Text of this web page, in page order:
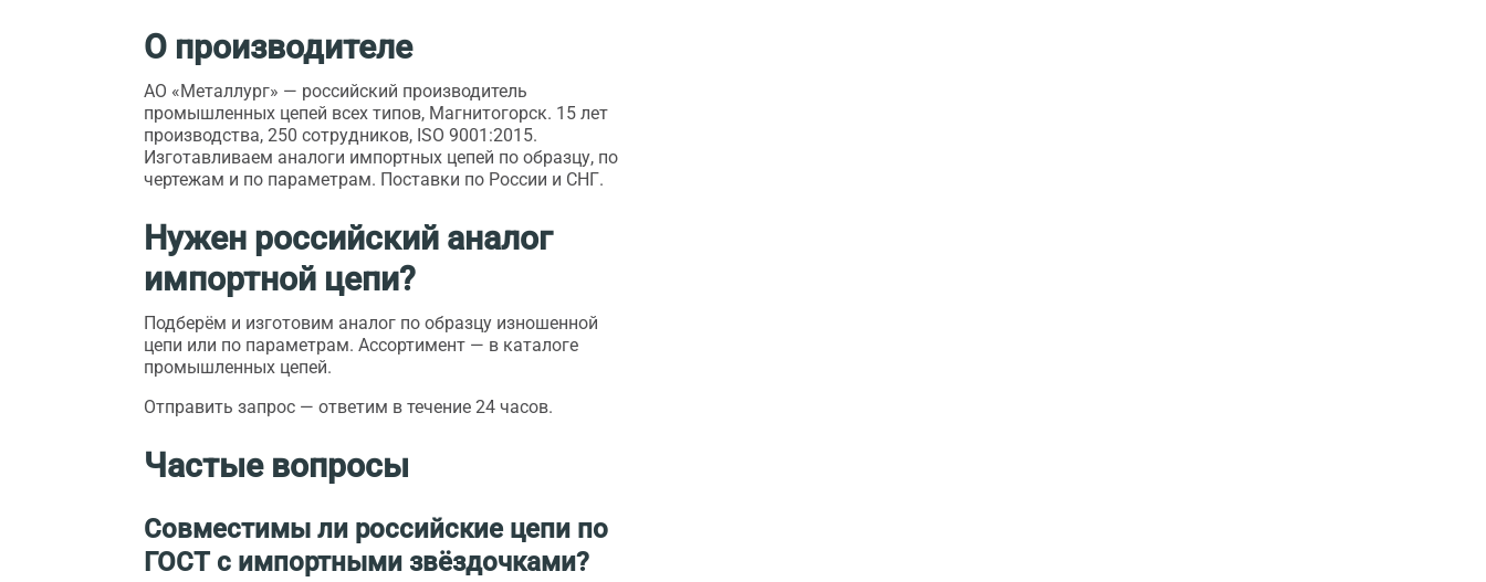
О производителе
АО «Металлург» — российский производитель
промышленных цепей всех типов, Магнитогорск. 15 лет
производства, 250 сотрудников, ISO 9001:2015.
Изготавливаем аналоги импортных цепей по образцу, по
чертежам и по параметрам. Поставки по России и СНГ.
Нужен российский аналог
импортной цепи?
Подберём и изготовим аналог по образцу изношенной
цепи или по параметрам. Ассортимент — в каталоге
промышленных цепей.
Отправить запрос — ответим в течение 24 часов.
Частые вопросы
Совместимы ли российские цепи по
ГОСТ с импортными звёздочками?